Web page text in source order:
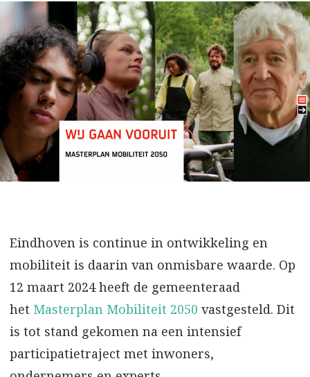
PARTNERS
CITY DEAL
MAGAZINES
Nationaal Masterplan
Eindhoven is continue in ontwikkeling en
mobiliteit is daarin van onmisbare waarde. Op
12 maart 2024 heeft de gemeenteraad
het Masterplan Mobiliteit 2050 vastgesteld. Dit
is tot stand gekomen na een intensief
participatietraject met inwoners,